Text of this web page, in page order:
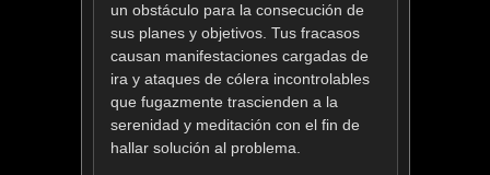
un obstáculo para la consecución de
sus planes y objetivos. Tus fracasos
causan manifestaciones cargadas de
ira y ataques de cólera incontrolables
que fugazmente trascienden a la
serenidad y meditación con el fin de
hallar solución al problema.